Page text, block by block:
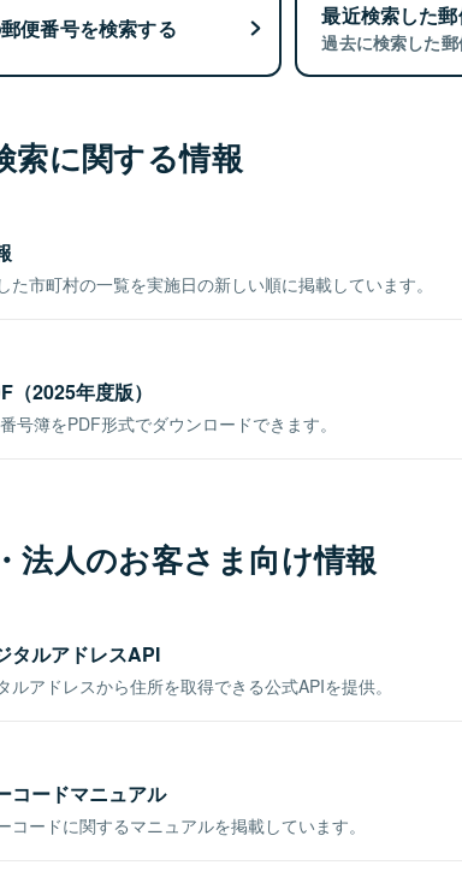
便番号を検索する 最近検索した
過去に検索した郵
索に関する情報
た市町村の一覧を実施日の新しい順に掲載しています。
2025年度版）
号簿をPDF形式でダウンロードできます。
法人のお客さま向け情報
タルアドレスAPI
ルアドレスから住所を取得できる公式APIを提供。
コードマニュアル
コードに関するマニュアルを掲載しています。